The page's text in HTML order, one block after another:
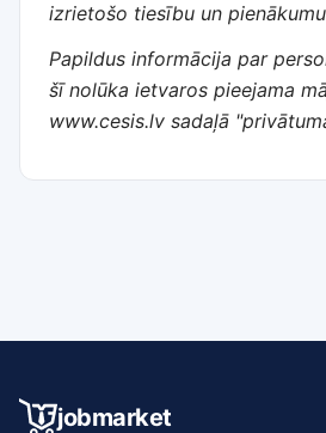
izrietošo tiesību un
Papildus informācija par
šī nolūka ietvaros pieejama
www.cesis.lv sadaļā
jobmarket